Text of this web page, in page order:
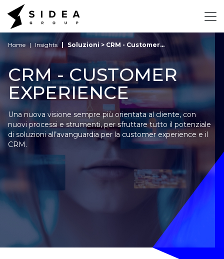
Home Insights Soluzioni > CRM - Customer...
CRM - CUSTOMER
EXPERIENCE
Una nuova visione sempre più orientata al cliente, con
nuovi processi e strumenti, per sfruttare tutto il potenziale
di soluzioni all’avanguardia per la customer experience e il
CRM.